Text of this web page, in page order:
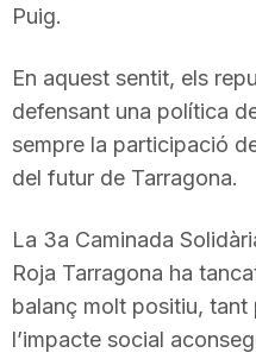
Puig.
En aquest sentit, els
defensant una política
sempre la participació
del futur de Tarragona.
La 3a Caminada
Roja Tarragona ha
balanç molt positiu,
l’impacte social